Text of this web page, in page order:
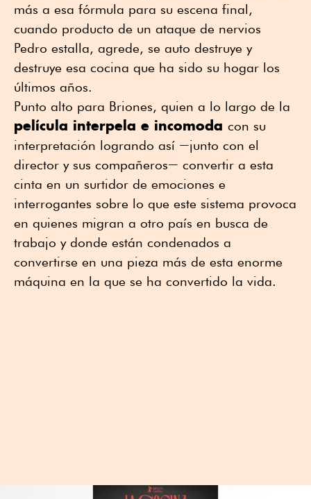
más a esa fórmula para su escena final,
cuando producto de un ataque de nervios
Pedro estalla, agrede, se auto destruye y
destruye esa cocina que ha sido su hogar los
últimos años.
Punto alto para Briones, quien a lo largo de la
película interpela e incomoda con su
interpretación logrando así ―junto con el
director y sus compañeros― convertir a esta
cinta en un surtidor de emociones e
interrogantes sobre lo que este sistema provoca
en quienes migran a otro país en busca de
trabajo y donde están condenados a
convertirse en una pieza más de esta enorme
máquina en la que se ha convertido la vida.